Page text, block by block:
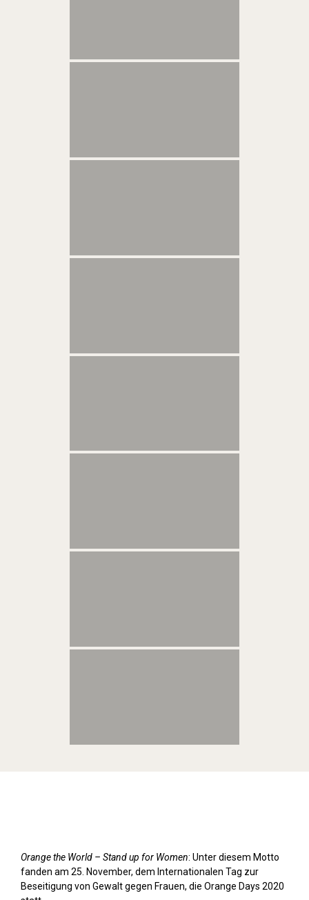
Orange the World – Stand up for Women: Unter diesem Motto
fanden am 25. November, dem Internationalen Tag zur
Beseitigung von Gewalt gegen Frauen, die Orange Days 2020